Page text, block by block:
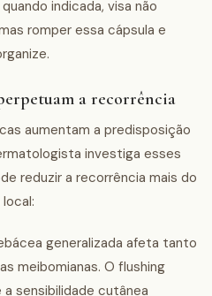
indicada, visa não
romper essa cápsula e
a recorrência
aumentam a predisposição
investiga esses
reduzir a recorrência mais do
generalizada afeta tanto
meibomianas. O flushing
sensibilidade cutânea